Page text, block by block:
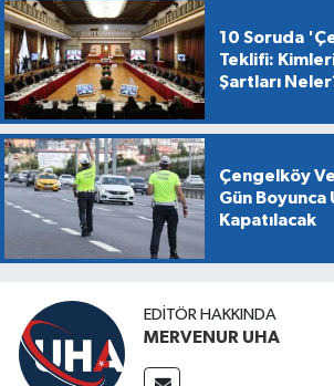
10 Soruda
Teklifi:
Şartları
Çengelköy
Gün Boyunca
Kapatılacak
EDITÖR HAKKINDA
MERVENUR UHA